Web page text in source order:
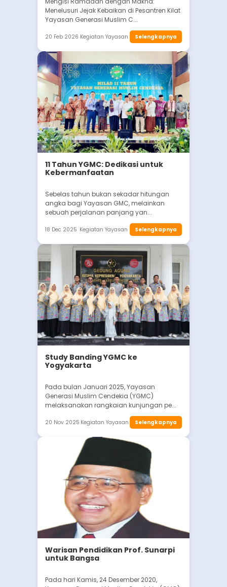
Menelusuri Jejak Kebaikan di Pesantren Kilat
Yayasan Generasi Muslim C...
20 Feb 2026 Kegiatan Yayasan Selengkapnya
11 Tahun YGMC: Dedikasi untuk
Kebermanfaatan
Sebelas tahun bukan sekadar hitungan
angka bagi Yayasan GMC, melainkan
sebuah perjalanan panjang yan...
18 Dec 2025 Kegiatan Yayasan Selengkapnya
Study Banding YGMC ke
Yogyakarta
Pada bulan Januari 2025, Yayasan
Generasi Muslim Cendekia (YGMC)
melaksanakan rangkaian kunjungan pe...
20 Nov 2025 Kegiatan Yayasan Selengkapnya
Warisan Pendidikan Prof. Sunarpi
untuk Bangsa
Pada hari Kamis, 24 Desember 2020,